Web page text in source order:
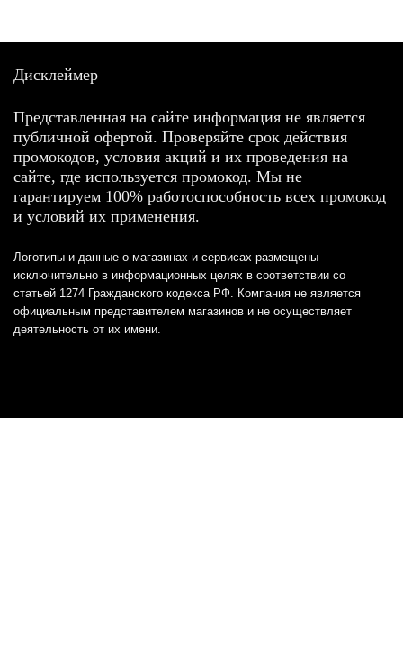
Дисклеймер
Представленная на сайте информация не является
публичной офертой. Проверяйте срок действия
промокодов, условия акций и их проведения на
сайте, где используется промокод. Мы не
гарантируем 100% работоспособность всех промокод
и условий их применения.
Логотипы и данные о магазинах и сервисах размещены
исключительно в информационных целях в соответствии со
статьей 1274 Гражданского кодекса РФ. Компания не является
официальным представителем магазинов и не осуществляет
деятельность от их имени.